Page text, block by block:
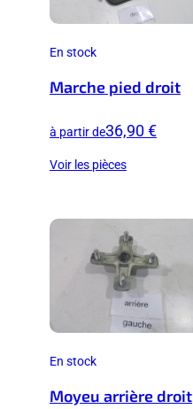
En stock
Marche pied droit
à partir de36,90 €
Voir les pièces
En stock
Moyeu arrière droit